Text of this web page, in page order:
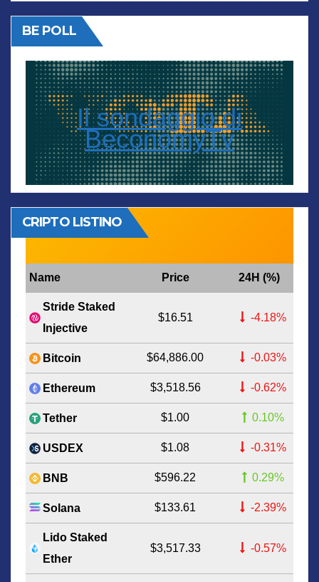
BE POLL
Il sondaggio di
BeconomyTv
CRIPTO LISTINO
Name Price 24H (%)
Stride Staked
Injective
$16.51 -4.18%
Bitcoin $64,886.00 -0.03%
Ethereum $3,518.56 -0.62%
Tether $1.00 0.10%
USDEX $1.08 -0.31%
BNB $596.22 0.29%
Solana $133.61 -2.39%
Lido Staked
Ether
$3,517.33 -0.57%